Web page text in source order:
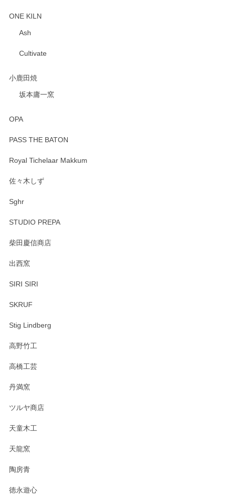
ONE KILN
Ash
Cultivate
小鹿田焼
坂本庸一窯
OPA
PASS THE BATON
Royal Tichelaar Makkum
佐々木しず
Sghr
STUDIO PREPA
柴田慶信商店
出西窯
SIRI SIRI
SKRUF
Stig Lindberg
高野竹工
高橋工芸
丹満窯
ツルヤ商店
天童木工
天龍窯
陶房青
徳永遊心